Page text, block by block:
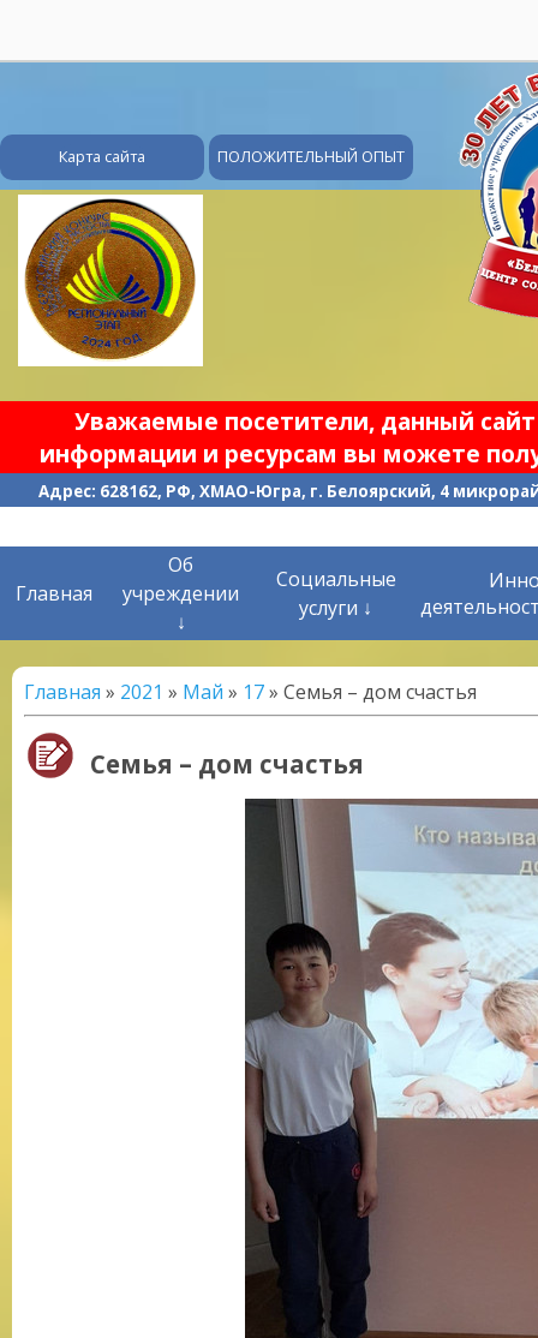
Карта сайта ПОЛОЖИТЕЛЬНЫЙ ОПЫТ
Уважаемые посетители, данный
информации и ресурсам вы можете
Адрес: 628162, РФ, ХМАО-Югра, г. Белоярский, 4
Главная
Об
учреждении
↓
Социальные
услуги ↓
Главная » 2021 » Май » 17» Семья – дом счастья
Семья – дом счастья